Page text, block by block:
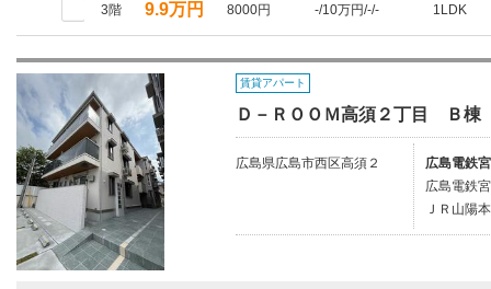
3階 9.9万円 8000円 -/10万円/-/- 1LDK
賃貸アパート
Ｄ－ＲＯＯＭ高須２丁目 Ｂ棟
広島県広島市西区高須２
広島電鉄
広島電鉄
ＪＲ山陽